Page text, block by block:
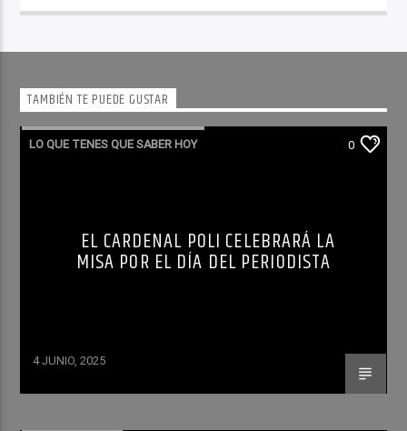
TAMBIÉN TE PUEDE GUSTAR
LO QUE TENES QUE SABER HOY 0
EL CARDENAL POLI CELEBRARÁ LA
MISA POR EL DÍA DEL PERIODISTA
4 JUNIO, 2025